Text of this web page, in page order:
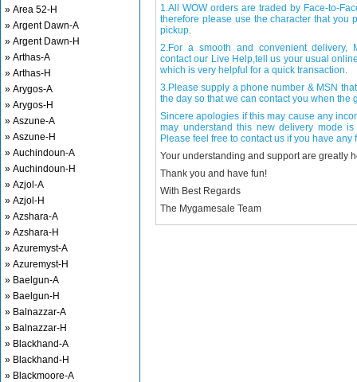
» Area 52-H
» Argent Dawn-A
» Argent Dawn-H
» Arthas-A
» Arthas-H
» Arygos-A
» Arygos-H
» Aszune-A
» Aszune-H
» Auchindoun-A
» Auchindoun-H
» Azjol-A
» Azjol-H
» Azshara-A
» Azshara-H
» Azuremyst-A
» Azuremyst-H
» Baelgun-A
» Baelgun-H
» Balnazzar-A
» Balnazzar-H
» Blackhand-A
» Blackhand-H
» Blackmoore-A
1.All WOW orders are traded by Face-to-
therefore please use the character that you
pickup.
2.For a smooth and convenient delivery,
contact our Live Help,tell us your usual
which is very helpful for a quick transaction.
3.Please supply a phone number & MSN
the day so that we can contact you when the
Sincere apologies if this may cause any
may understand this new delivery mode
Please feel free to contact us if you have any
Your understanding and support are greatly
Thank you and have fun!
With Best Regards
The Mygamesale Team